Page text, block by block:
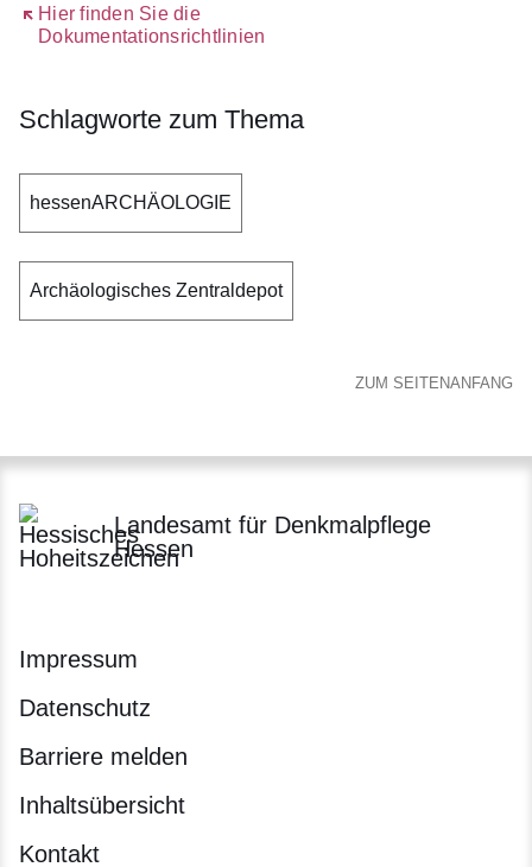
Hier finden Sie die
Dokumentationsrichtlinien
Öffnet sich in einem neuen Fenster
Schlagworte zum Thema
hessenARCHÄOLOGIE
Archäologisches Zentraldepot
ZUM SEITENANFANG
Landesamt für Denkmalpflege
Hessen
Impressum
Datenschutz
Barriere melden
Inhaltsübersicht
Kontakt